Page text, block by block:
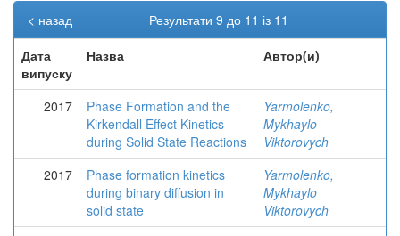
Результати 9 до 11 із 11
< назад
Дата
випуску
Назва Автор(и)
2017
Phase Formation and the
Kirkendall Effect Kinetics
during Solid State Reactions
Yarmolenko,
Mykhaylo
Viktorovych
2017
Phase formation kinetics
during binary diffusion in
solid state
Yarmolenko,
Mykhaylo
Viktorovych